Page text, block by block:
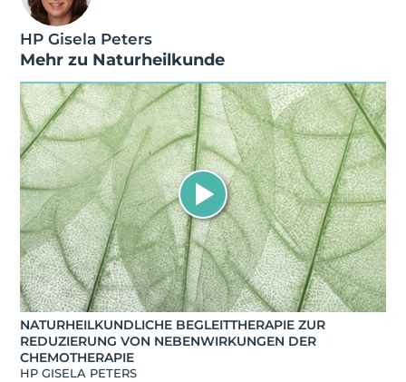
HP Gisela Peters
Mehr zu Naturheilkunde
NATURHEILKUNDLICHE BEGLEITTHERAPIE ZUR
REDUZIERUNG VON NEBENWIRKUNGEN DER
CHEMOTHERAPIE
HP GISELA PETERS